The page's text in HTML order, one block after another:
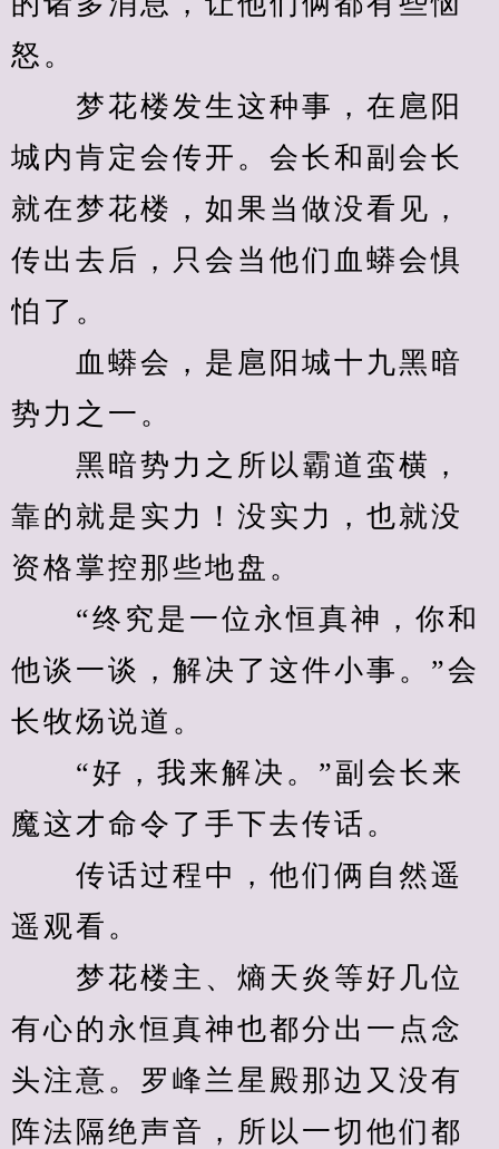
怒。
梦花楼发生这种事，在扈阳
城内肯定会传开。会长和副会长
就在梦花楼，如果当做没看见，
传出去后，只会当他们血蟒会惧
怕了。
血蟒会，是扈阳城十九黑暗
势力之一。
黑暗势力之所以霸道蛮横，
靠的就是实力！没实力，也就没
资格掌控那些地盘。
“终究是一位永恒真神，你和
他谈一谈，解决了这件小事。”会
长牧炀说道。
“好，我来解决。”副会长来
魔这才命令了手下去传话。
传话过程中，他们俩自然遥
遥观看。
梦花楼主、熵天炎等好几位
有心的永恒真神也都分出一点念
头注意。罗峰兰星殿那边又没有
阵法隔绝声音，所以一切他们都